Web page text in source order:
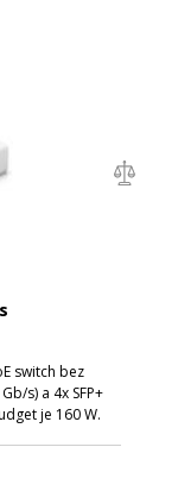
switch bez
s) a 4x SFP+
je 160 W.